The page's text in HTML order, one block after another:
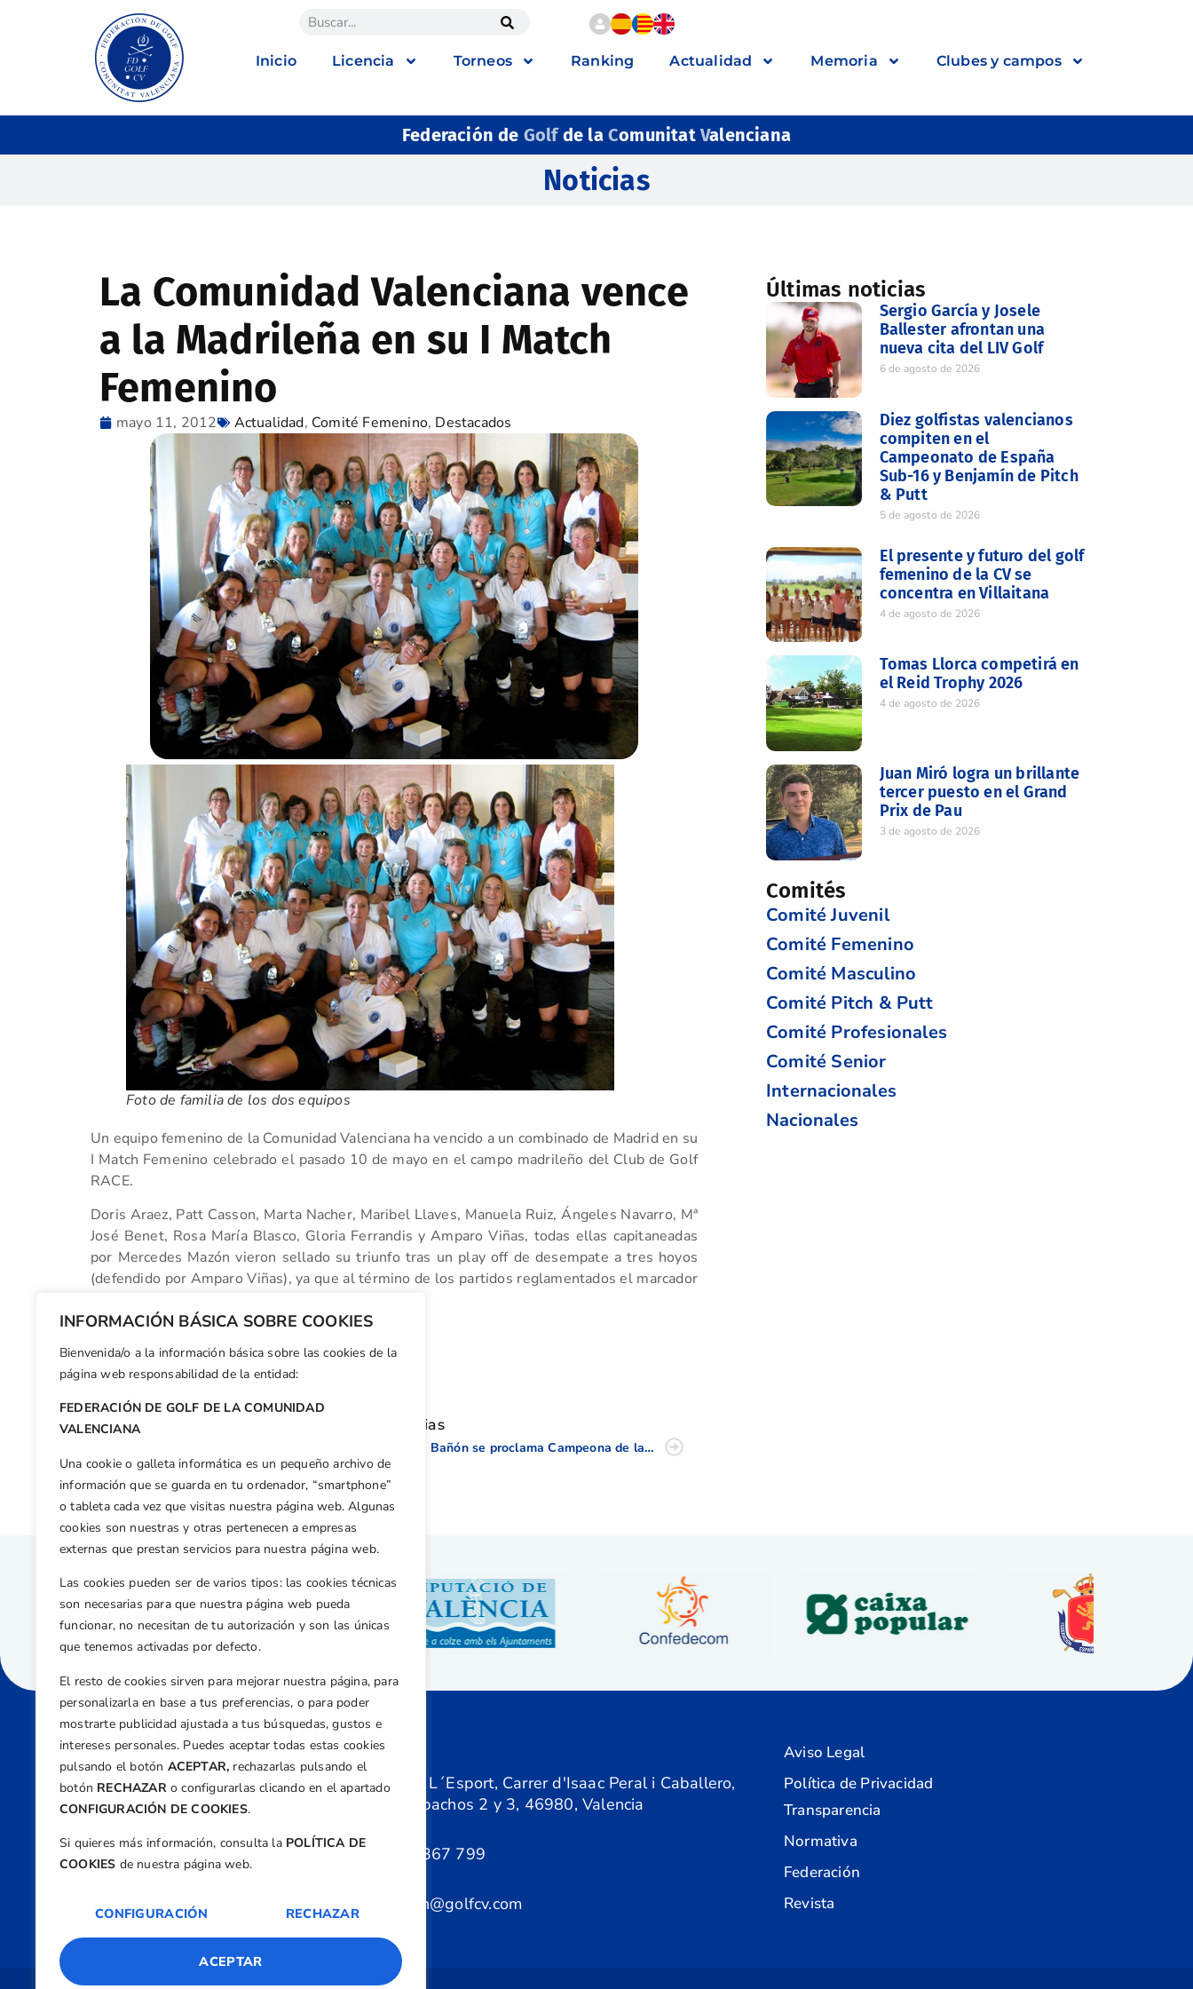
INFORMACIÓN BÁSICA SOBRE COOKIES
Bienvenida/o a la información básica sobre las cookies de la
página web responsabilidad de la entidad:
FEDERACIÓN DE GOLF DE LA COMUNIDAD
VALENCIANA
Una cookie o galleta informática es un pequeño archivo de
información que se guarda en tu ordenador, “smartphone”
o tableta cada vez que visitas nuestra página web. Algunas
cookies son nuestras y otras pertenecen a empresas
externas que prestan servicios para nuestra página web.
Las cookies pueden ser de varios tipos: las cookies técnicas
son necesarias para que nuestra página web pueda
funcionar, no necesitan de tu autorización y son las únicas
que tenemos activadas por defecto.
El resto de cookies sirven para mejorar nuestra página, para
personalizarla en base a tus preferencias, o para poder
mostrarte publicidad ajustada a tus búsquedas, gustos e
intereses personales. Puedes aceptar todas estas cookies
pulsando el botón ACEPTAR, rechazarlas pulsando el
botón RECHAZARo configurarlas clicando en el apartado
CONFIGURACIÓN DE COOKIES.
Si quieres más información, consulta la POLÍTICA DE
COOKIES de nuestra página web.
CONFIGURACIÓN RECHAZAR
ACEPTAR
Inicio Licencia Torneos Ranking Actualidad Memoria Clubes y campos
Federación de Golfde la ComunitatValenciana
Noticias
La Comunidad Valenciana vence
a la Madrileña en su I Match
Femenino
mayo 11, 2012 Actualidad, Comité Femenino, Destacados
Foto de familia de los dos equipos
Un equipo femenino de la Comunidad Valenciana ha vencido a un combinado de Madrid en su
I Match Femenino celebrado el pasado 10 de mayo en el campo madrileño del Club de Golf
RACE.
Doris Araez, Patt Casson, Marta Nacher, Maribel Llaves, Manuela Ruiz, Ángeles Navarro, Mª
José Benet, Rosa María Blasco, Gloria Ferrandis y Amparo Viñas, todas ellas capitaneadas
por Mercedes Mazón vieron sellado su triunfo tras un play off de desempate a tres hoyos
(defendido por Amparo Viñas), ya que al término de los partidos reglamentados el marcador
Facebook
X WhatsApp
LinkedIn
Email
Otras noticias
Silvia Bañón se proclama Campeona de la Comunidad Valenciana
Últimas noticias
Sergio García y Josele
Ballester afrontan una
nueva cita del LIV Golf
6 de agosto de 2026
Diez golfistas valencianos
compiten en el
Campeonato de España
Sub-16 y Benjamín de Pitch
& Putt
5 de agosto de 2026
El presente y futuro del golf
femenino de la CV se
concentra en Villaitana
4 de agosto de 2026
Tomas Llorca competirá en
el Reid Trophy 2026
4 de agosto de 2026
Juan Miró logra un brillante
tercer puesto en el Grand
Prix de Pau
3 de agosto de 2026
Comités
Comité Juvenil
Comité Femenino
Comité Masculino
Comité Pitch & Putt
Comité Profesionales
Comité Senior
Internacionales
Nacionales
Centre de L´Esport, Carrer d'Isaac Peral i Caballero,
Nº 5, Despachos 2 y 3, 46980, Valencia
+34 961 367 799
federacion@golfcv.com
Aviso Legal
Política de Privacidad
Transparencia
Normativa
Federación
Revista